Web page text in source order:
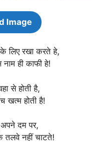
Image
के लिए रखा करते हे,
ही काफी हे!
से होती है,
खत्म होती है!
दम पर,
तलवे नहीं चाटते!